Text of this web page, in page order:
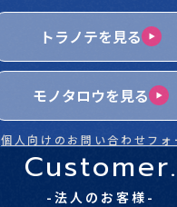
トラノテを見る
モノタロウを見る
個人向けのお問い合わせフォ
Customer.
-法人のお客様-